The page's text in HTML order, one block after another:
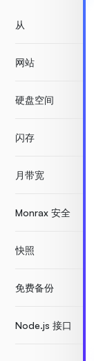
从
网站
硬盘空间
闪存
月带宽
Monrax 安全
快照
免费备份
Node.js 接口